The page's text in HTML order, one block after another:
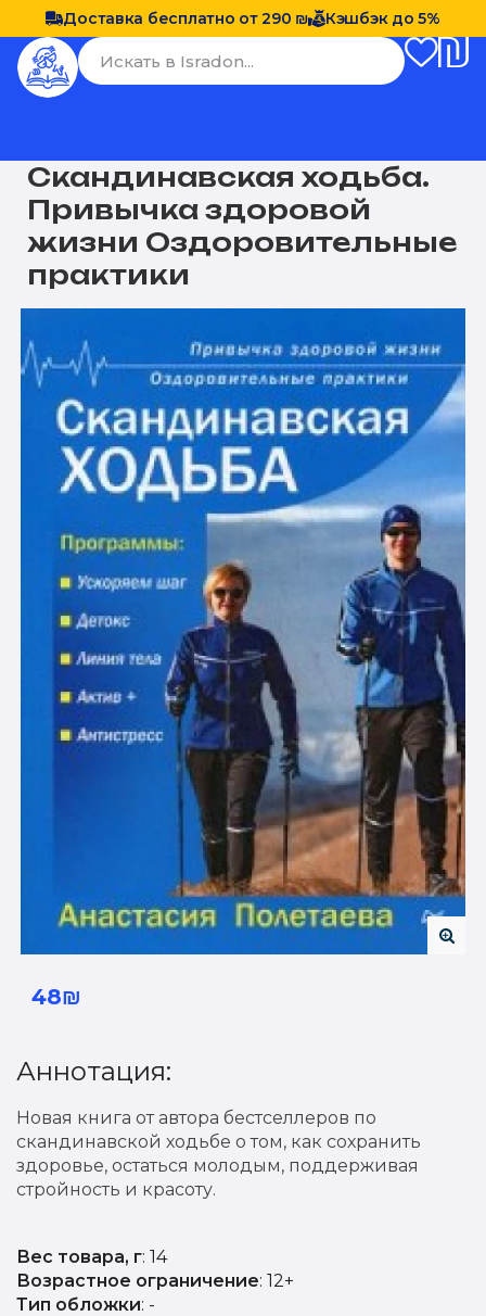
Доставка бесплатно от 290 ₪ Кэшбэк до 5%
Скандинавская ходьба.
Привычка здоровой
жизни Оздоровительные
практики
48₪
Аннотация:
Новая книга от автора бестселлеров по
скандинавской ходьбе о том, как сохранить
здоровье, остаться молодым, поддерживая
стройность и красоту.
Вес товара, г: 14
Возрастное ограничение: 12+
Тип обложки: -